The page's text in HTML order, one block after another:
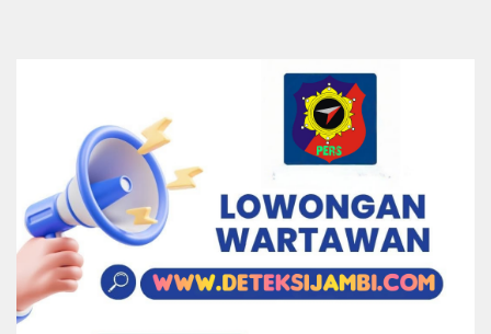
Profile Disclaimer
Privacy Policy
Pedoman media Siber
Kontak Kami
© 2023Deteksijambi.com
All Rights Reserved - Developed by
Etnicode Dev